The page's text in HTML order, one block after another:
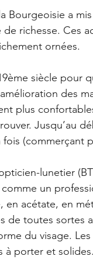
Bourgeoisie a
richesse. Ces
ornées.
siècle pour
des
plus
Jusqu’au
(commerçant
lunetier
un
en acétate, en
de toutes sortes
du visage.
à porter et